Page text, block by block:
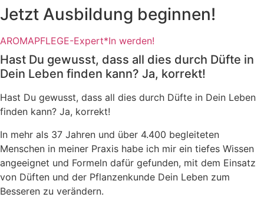
Jetzt Ausbildung beginnen!
AROMAPFLEGE-Expert*In werden!
Hast Du gewusst, dass all dies durch Düfte in
Dein Leben finden kann? Ja, korrekt!
Hast Du gewusst, dass all dies durch Düfte in Dein Leben
finden kann? Ja, korrekt!
In mehr als 37 Jahren und über 4.400 begleiteten
Menschen in meiner Praxis habe ich mir ein tiefes Wissen
angeeignet und Formeln dafür gefunden, mit dem Einsatz
von Düften und der Pflanzenkunde Dein Leben zum
Besseren zu verändern.